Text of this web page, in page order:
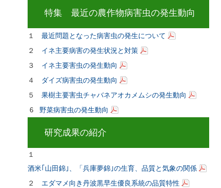
特集 最近の農作物病害虫の発生動向
１ 最近問題となった病害虫の発生について
２ イネ主要病害の発生状況と対策
３ イネ主要害虫の発生動向
４
ダイズ病害虫の発生動向
５ 果樹主要害虫チャバネアオカメムシの発生動向
6 野菜病害虫の発生動向
研究成果の紹介
１
酒米｢山田錦｣、「兵庫夢錦｣の生育、品質と気象の関係
２ エダマメ向き丹波黒早生優良系統の品質特性